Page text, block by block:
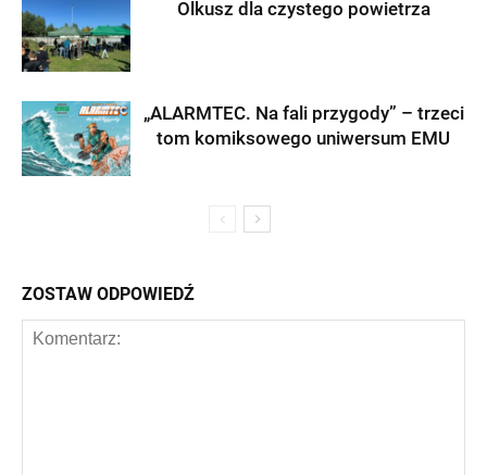
Olkusz dla czystego powietrza
„ALARMTEC. Na fali przygody” – trzeci
tom komiksowego uniwersum EMU
ZOSTAW ODPOWIEDŹ